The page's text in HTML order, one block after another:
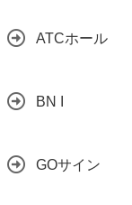
ATCホール
BN I
GOサイン